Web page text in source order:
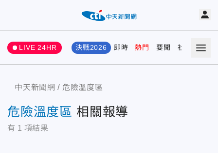
LIVE 24HR 決戰2026 即時 熱門 要聞 社會 娛樂
中天新聞網 危險溫度區
危險溫度區 相關報導
有 1 項結果